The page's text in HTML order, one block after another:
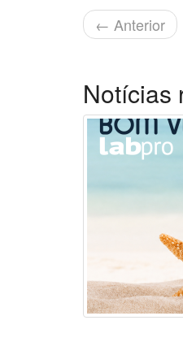
← Anterior
Notícias